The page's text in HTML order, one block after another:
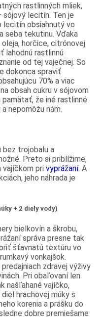
rastlinných mliek,
sójový lecitín. Ten je
lecitín obsiahnutý vo
seba tekutinu. Vďaka
horčice, citrónovej
lahodnú rastlinnú
od tej vaječnej. So
dokonca spraviť
70% a viac
obsah cukru v sójovom
že iné rastlinné
nepomôžu nám.
bez trojobalu a
Preto si priblížime,
vajíčkom pri vyprážaní. A
jeho náhrada je
+ 2 diely vody)
bielkovín a škrobu,
správa presne tak
šťavnatú textúru vo
vonkajšok.
zdravej výživy
Pri obaľovaní len
našľahané vajíčko,
hrachovej múky s
korenia a prášku do
dobre premiešame